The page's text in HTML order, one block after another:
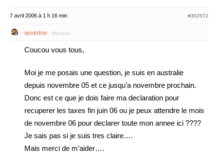
7 avril 2006 à 1 h 16 min #302572
severine Membre
Coucou vous tous,
Moi je me posais une question, je suis en australie
depuis novembre 05 et ce jusqu’a novembre prochain.
Donc est ce que je dois faire ma declaration pour
recuperer les taxes fin juin 06 ou je peux attendre le mois
de novembre 06 pour declarer toute mon annee ici ????
Je sais pas si je suis tres claire….
Mais merci de m’aider….